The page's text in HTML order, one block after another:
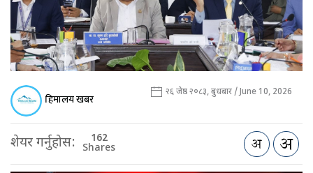
हिमालय खबर २६ जेष्ठ २०८३, बुधबार / June 10, 2026
शेयर गर्नुहोस: 162
Shares